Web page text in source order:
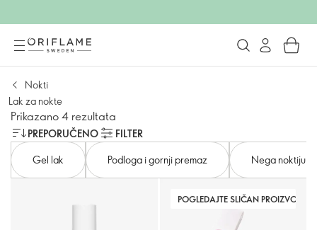
Nokti
Lak za nokte
Prikazano 4 rezultata
PREPORUČENO
FILTER
Gel lak
Podloga i gornji premaz Nega noktiju
POGLEDAJTE SLIČAN PROIZVOD